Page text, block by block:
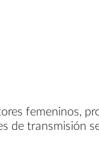
femeninos,
de transmisión